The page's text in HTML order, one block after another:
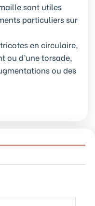
sont utiles
particuliers sur
en circulaire,
ou d’une torsade,
ou des